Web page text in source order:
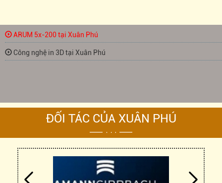
ARUM 5x-200 tại Xuân Phú
Công nghệ in 3D tại Xuân Phú
ĐỐI TÁC CỦA XUÂN PHÚ